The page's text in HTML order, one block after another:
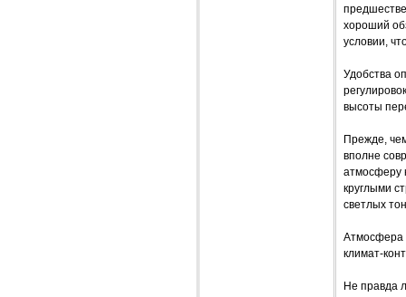
хороший
условии,
Удобства
высоты
Прежде,
вполне
атмосферу
круглыми
светлых
Атмосфера
климат-
Не правда